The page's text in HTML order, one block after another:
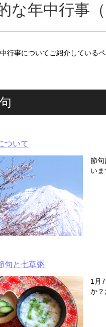
な年中行事
行事についてご紹介している
ついて
節句
い
句と七草粥
1月
か？